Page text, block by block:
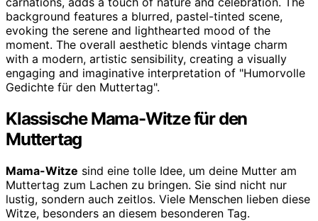
Klassische Mama-Witze für den
Muttertag
Mama-Witze sind eine tolle Idee, um deine Mutter am
Muttertag zum Lachen zu bringen. Sie sind nicht nur
lustig, sondern auch zeitlos. Viele Menschen lieben diese
Witze, besonders an diesem besonderen Tag.